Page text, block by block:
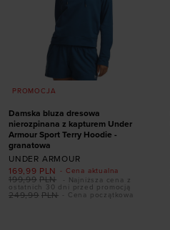
PROMOCJA
Dodaj produkt w
Damska bluza dresowa
nierozpinana z kapturem Under
Armour Sport Terry Hoodie -
granatowa
UNDER ARMOUR
- Cena aktualna
169,99 PLN
- Cena początkowa
249,99 PLN
199,99 PLN
- Najniższa cena z
ostatnich 30 dni przed promocją